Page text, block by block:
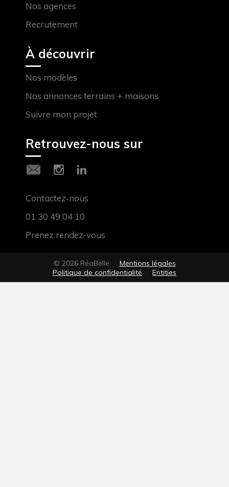
Nos agences
Recrutement
À découvrir
Nos modèles
Nos annonces terrains + maisons
Suivre mon projet
Retrouvez-nous sur
Contactez-nous
01 30 49 04 10
Prenez rendez-vous
© 2026 RéaBelle
Mentions légales
Politique de confidentialité
Entities